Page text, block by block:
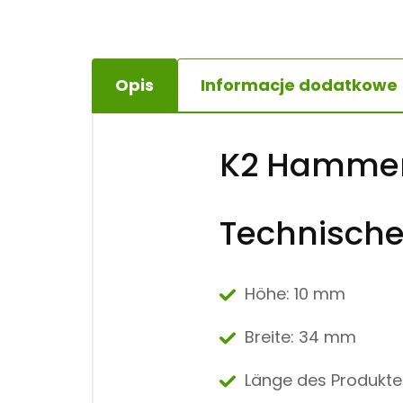
Opis Informacje dodatkowe
K2
Höhe: 10 mm
Breite: 34 mm
Länge des